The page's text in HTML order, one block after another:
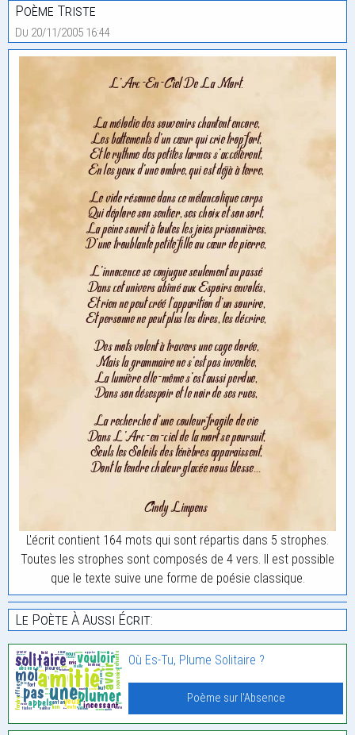
Poème Triste
Du 20/11/2005 16:44
L'écrit contient 164 mots qui sont répartis dans 5 strophes.
Toutes les strophes sont composés de 4 vers. Il est possible
que le texte suive une forme de poésie classique.
Le Poète À Aussi Écrit:
Où Es-Tu, Plume Solitaire ?
Poème sur l'Absence